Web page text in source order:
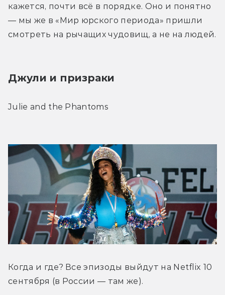
кажется, почти всё в порядке. Оно и понятно
— мы же в «Мир юрского периода» пришли
смотреть на рычащих чудовищ, а не на людей.
Джули и призраки
Julie and the Phantoms
Когда и где? Все эпизоды выйдут на Netflix 10
сентября (в России — там же).